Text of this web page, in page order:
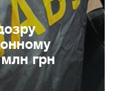
млн грн